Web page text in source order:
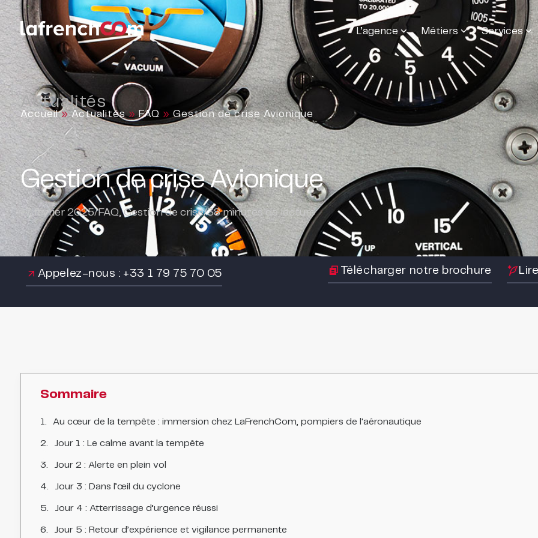
L’agence Métiers Services
Actualités
Accueil»Actualités»FAQ » Gestion de crise Avionique
Gestion de crise Avionique
17 février 2025/FAQ,Gestion de crise/38minutes de lecture
Appelez-nous : +33 1 79 75 70 05 Télécharger notre brochure
Sommaire
Au cœur de la tempête : immersion chez LaFrenchCom, pompiers de l'aéronautique
Jour 1 : Le calme avant la tempête
Jour 2 : Alerte en plein vol
Jour 3 : Dans l’œil du cyclone
Jour 4 : Atterrissage d’urgence réussi
Jour 5 : Retour d’expérience et vigilance permanente